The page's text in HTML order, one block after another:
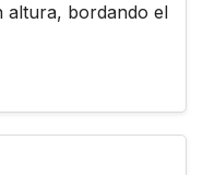
altura, bordando el